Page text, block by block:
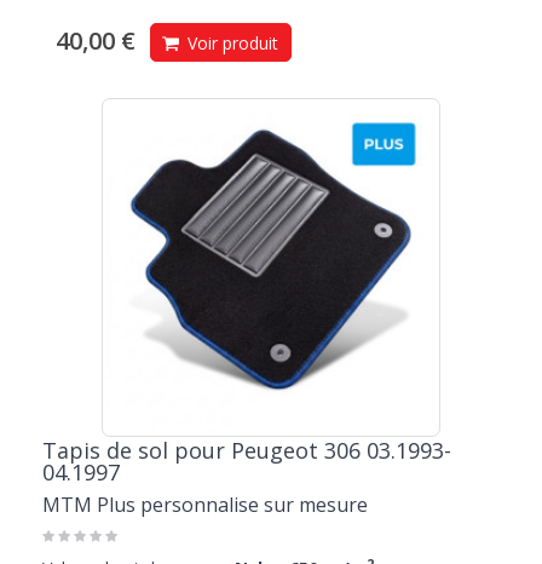
40,00 € Voir produit
Tapis de sol pour Peugeot 306 03.1993-
04.1997
MTM Plus personnalise sur mesure